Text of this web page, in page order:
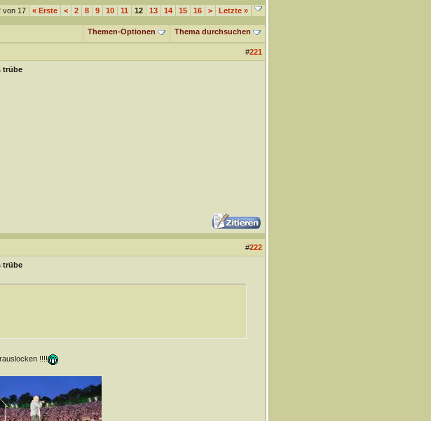
von 17 «Erste < 2 8 9 10 11 12 13 14 15 16 > Letzte »
Themen-Optionen Thema durchsuchen
#221
trübe
#222
trübe
!!!!